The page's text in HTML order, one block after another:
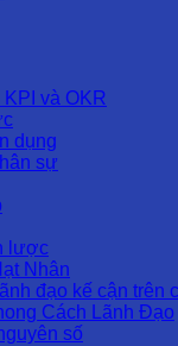
và OKR
dụng
sự
lược
Nhân
đạo kế cận trên
Cách Lãnh Đạo
số